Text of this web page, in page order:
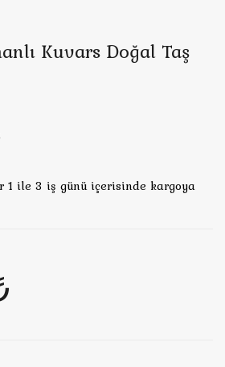
Kuvars Doğal Taş
1 ile 3 iş günü içerisinde kargoya